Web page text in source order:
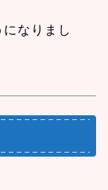
なりまし